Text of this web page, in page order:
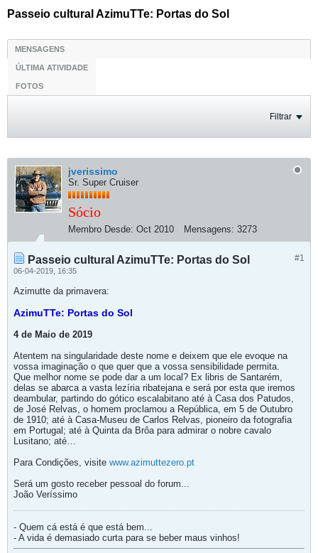
Passeio cultural AzimuTTe: Portas do Sol
MENSAGENS
ÚLTIMA ATIVIDADE
FOTOS
Filtrar
jverissimo
Sr. Super Cruiser
Sócio
Membro Desde: Oct 2010 Mensagens: 3273
#1
Passeio cultural AzimuTTe: Portas do Sol
06-04-2019, 16:35
Azimutte da primavera:
AzimuTTe: Portas do Sol
4 de Maio de 2019
Atentem na singularidade deste nome e deixem que ele evoque na
vossa imaginação o que quer que a vossa sensibilidade permita.
Que melhor nome se pode dar a um local? Ex libris de Santarém,
delas se abarca a vasta lezíria ribatejana e será por esta que iremos
deambular, partindo do gótico escalabitano até à Casa dos Patudos,
de José Relvas, o homem proclamou a República, em 5 de Outubro
de 1910; até à Casa-Museu de Carlos Relvas, pioneiro da fotografia
em Portugal; até à Quinta da Brôa para admirar o nobre cavalo
Lusitano; até…
Para Condições, visite www.azimuttezero.pt
Será um gosto receber pessoal do forum...
João Veríssimo
- Quem cá está é que está bem...
- A vida é demasiado curta para se beber maus vinhos!